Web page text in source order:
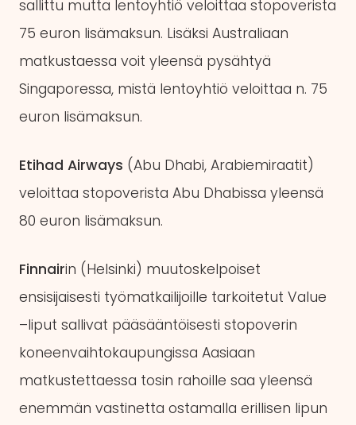
sallittu mutta lentoyhtiö veloittaa stopoverista
75 euron lisämaksun. Lisäksi Australiaan
matkustaessa voit yleensä pysähtyä
Singaporessa, mistä lentoyhtiö veloittaa n. 75
euron lisämaksun.
Etihad Airways (Abu Dhabi, Arabiemiraatit)
veloittaa stopoverista Abu Dhabissa yleensä
80 euron lisämaksun.
Finnairin (Helsinki) muutoskelpoiset
ensisijaisesti työmatkailijoille tarkoitetut Value
–liput sallivat pääsääntöisesti stopoverin
koneenvaihtokaupungissa Aasiaan
matkustettaessa tosin rahoille saa yleensä
enemmän vastinetta ostamalla erillisen lipun